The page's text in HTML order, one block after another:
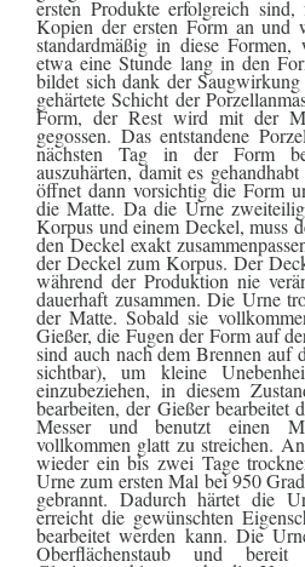
WARUM
EINE
URNE
BEI
UNS
KAUFEN?
ÜBER
DIE
URNENHERSTELLUNG
ÜBER
DIE
HERSTELLUNG
VON
GRABFOTOS
ZUSAMMENARBEIT
MIT
PARTNERN
Großhändler-
Login
ersten Produkte erfolgreich
Kopien der ersten Form an und
standardmäßig in diese Formen,
etwa eine Stunde lang in den
bildet sich dank der
gehärtete Schicht der
Form, der Rest wird mit der
gegossen. Das entstandene
nächsten Tag in der Form
auszuhärten, damit es
öffnet dann vorsichtig die Form
die Matte. Da die Urne
Korpus und einem Deckel, muss
den Deckel exakt
der Deckel zum Korpus. Der
während der Produktion nie
dauerhaft zusammen. Die Urne
der Matte. Sobald sie
Gießer, die Fugen der Form auf
sind auch nach dem Brennen auf
sichtbar), um kleine
einzubeziehen, in diesem
bearbeiten, der Gießer bearbeitet
Messer und benutzt einen
vollkommen glatt zu streichen.
wieder ein bis zwei Tage
Urne zum ersten Mal bei 950
gebrannt. Dadurch härtet die
erreicht die gewünschten
bearbeitet werden kann. Die
Oberflächenstaub und